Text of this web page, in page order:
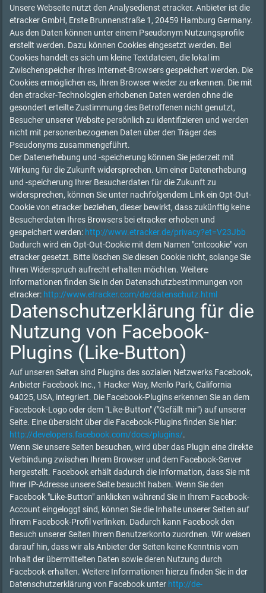
Unsere Webseite nutzt den Analysedienst etracker. Anbieter ist die
etracker GmbH, Erste Brunnenstraße 1, 20459 Hamburg Germany.
Aus den Daten können unter einem Pseudonym Nutzungsprofile
erstellt werden. Dazu können Cookies eingesetzt werden. Bei
Cookies handelt es sich um kleine Textdateien, die lokal im
Zwischenspeicher Ihres Internet-Browsers gespeichert werden. Die
Cookies ermöglichen es, Ihren Browser wieder zu erkennen. Die mit
den etracker-Technologien erhobenen Daten werden ohne die
gesondert erteilte Zustimmung des Betroffenen nicht genutzt,
Besucher unserer Website persönlich zu identifizieren und werden
nicht mit personenbezogenen Daten über den Träger des
Pseudonyms zusammengeführt.
Der Datenerhebung und -speicherung können Sie jederzeit mit
Wirkung für die Zukunft widersprechen. Um einer Datenerhebung
und -speicherung Ihrer Besucherdaten für die Zukunft zu
widersprechen, können Sie unter nachfolgendem Link ein Opt-Out-
Cookie von etracker beziehen, dieser bewirkt, dass zukünftig keine
Besucherdaten Ihres Browsers bei etracker erhoben und
gespeichert werden: http://www.etracker.de/privacy?et=V23Jbb
Dadurch wird ein Opt-Out-Cookie mit dem Namen "cntcookie" von
etracker gesetzt. Bitte löschen Sie diesen Cookie nicht, solange Sie
Ihren Widerspruch aufrecht erhalten möchten. Weitere
Informationen finden Sie in den Datenschutzbestimmungen von
etracker: http://www.etracker.com/de/datenschutz.html
Datenschutzerklärung für die
Nutzung von Facebook-
Plugins (Like-Button)
Auf unseren Seiten sind Plugins des sozialen Netzwerks Facebook,
Anbieter Facebook Inc., 1 Hacker Way, Menlo Park, California
94025, USA, integriert. Die Facebook-Plugins erkennen Sie an dem
Facebook-Logo oder dem "Like-Button" ("Gefällt mir") auf unserer
Seite. Eine übersicht über die Facebook-Plugins finden Sie hier:
http://developers.facebook.com/docs/plugins/.
Wenn Sie unsere Seiten besuchen, wird über das Plugin eine direkte
Verbindung zwischen Ihrem Browser und dem Facebook-Server
hergestellt. Facebook erhält dadurch die Information, dass Sie mit
Ihrer IP-Adresse unsere Seite besucht haben. Wenn Sie den
Facebook "Like-Button" anklicken während Sie in Ihrem Facebook-
Account eingeloggt sind, können Sie die Inhalte unserer Seiten auf
Ihrem Facebook-Profil verlinken. Dadurch kann Facebook den
Besuch unserer Seiten Ihrem Benutzerkonto zuordnen. Wir weisen
darauf hin, dass wir als Anbieter der Seiten keine Kenntnis vom
Inhalt der übermittelten Daten sowie deren Nutzung durch
Facebook erhalten. Weitere Informationen hierzu finden Sie in der
Datenschutzerklärung von Facebook unter http://de-